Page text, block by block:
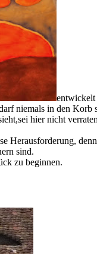
entwickelt
niemals in den
hier nicht
Herausforderung,
sind.
zu beginnen.